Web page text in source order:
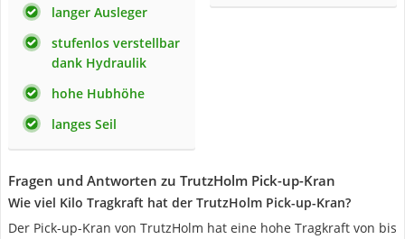
langer Ausleger
stufenlos verstellbar
dank Hydraulik
hohe Hubhöhe
langes Seil
Fragen und Antworten zu TrutzHolm Pick-up-Kran
Wie viel Kilo Tragkraft hat der TrutzHolm Pick-up-Kran?
Der Pick-up-Kran von TrutzHolm hat eine hohe Tragkraft von bis